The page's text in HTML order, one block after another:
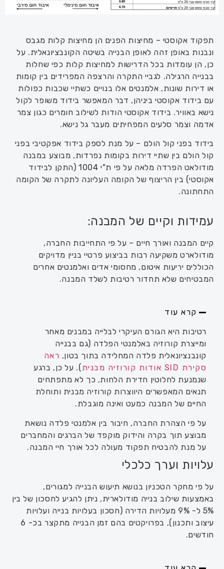
תפקוד אקוסטי – מחיצות הפנים הן מחיצות קלות מגבס
ונבנות באופן זהה לאופן הבנייה בשיטה הקונבציונאלית. על
כן, הן עומדות בכל הדרישות למחיצות קלות כפי שחלות
בבנייה הרגילה. לגביי התקרה והרצפה המפרידים בין קומות
או דירות שונות, אלמנטים אלו בנויים כשתיי שכבות כפולות
עם בידוד אקוסטי ביניהן, דבר המאפשר בידוד משופר לקול
נישא באוויר. בידוד אקוסטי הודות לשילוב חומרים כגון צמר
אדמה וצמר סלעים המפחיתים מעבר גל נישא.
בידוד בפני קול הולם – על מנת לספק בידוד אפקטיבי בפני
קול הולם בין שתיי דירות בקומות נפרדות, מבוצע במבנה
מודולאט הפרדה מלאה על פי ת"י 1004 (התקן לבידוד
אקוסטי) בין הריצוף של הקומה העליונה לתקרה של הקומה
התחתונה.
עמידות וקיים של המבנה:
קיים המבנה ואורך חיים – על פי התחייבות החברה,
מודולארט משקיעה רבות בביצוע פרטיי בניין מדויקים
הכוללים יריעות איטום, מחסומי אדים ואלמנטים אחרים
המבטיחים שלא תחדור רטיבות לשלד המבנה.
קרא עוד
רטיבות היא הגורם העיקרי לבלייה במבנים מאחר
ומייצרת קורוזיה באלמנטי הפלדה (גם בבנייה
קונבנציונאלית פלדה המחלידה בתוך בטון, ראה
סקירת SID אודות קורוזיה מבנית
). על כן, ברגע
שנמנעת לחלוטין חדירת הלחות, כך לא מתפתחים
תנאים המאפשרים היווצרות קורוזיה מבנית ותוחלת
החיים של המבנה כמעט ואינה מוגבלת.
על פי הצהרת החברה, חיבור בין אלמנטי פלדה נושאת
מבוצע תוך בקרה והידוק מוקפד של הברגים והמחברים
על מנת להבטיח תפקוד מעולה לכל אורך חיי המבנה.
עלויות וערך כלכלי
על פי מחקר הטכניון בנושא תיעוש הבנייה למגורים,
באמצעות שילוב בנייה מודולארית, ניתן להגיע לחסכון של בין
5% ל- 9% מעלויות הדירה (חסכון בעלויות בנייה ועלויות
עיצוב ותכנון), בפרויקטים בהם זמן הבנייה מתקצר בכ- 6
חודשים.